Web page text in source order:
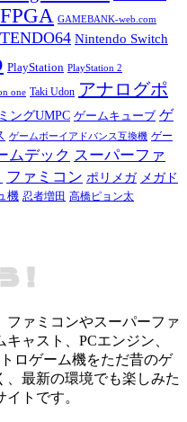
FPGA GAMEBANK-web.com
Nintendo Switch
PlayStation PlayStation 2
one Taki Udon アナログポ
ングUMPC ゲームキューブ ゲ
ゲームボーイアドバンス互換機 ゲー
ムデック スーパーファ
ファミコン ポリメガ メガド
機 忍者増田 高橋ピョン太
ファミコンやスーパーファ
ャスト、PCエンジン、
ロゲーム機をただ昔のゲ
、最新の環境でも楽しみた
トです。